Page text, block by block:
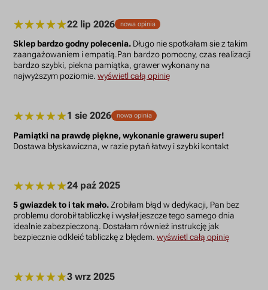
22 lip 2026 nowa opinia
Sklep bardzo godny polecenia. Długo nie spotkałam sie z takim
zaangażowaniem i empatią.Pan bardzo pomocny, czas realizacji
bardzo szybki, piekna pamiątka, grawer wykonany na
najwyższym poziomie.wyświetl całą opinię
1 sie 2026 nowa opinia
Pamiątki na prawdę piękne, wykonanie graweru super!
Dostawa błyskawiczna, w razie pytań łatwy i szybki kontakt
24 paź 2025
5 gwiazdek to i tak mało.Zrobiłam błąd w dedykacji, Pan bez
problemu dorobił tabliczkę i wysłał jeszcze tego samego dnia
idealnie zabezpieczoną. Dostałam również instrukcję jak
bezpiecznie odkleić tabliczkę z błędem.wyświetl całą opinię
3 wrz 2025